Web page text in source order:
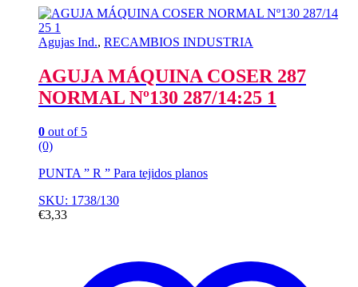
Agujas Ind., RECAMBIOS INDUSTRIA
AGUJA MÁQUINA COSER 287
NORMAL Nº130 287/14:25 1
0 out of 5
(0)
PUNTA ” R ” Para tejidos planos
SKU: 1738/130
€3,33